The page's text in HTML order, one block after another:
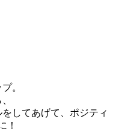
。
してあげて、ポジティ
！